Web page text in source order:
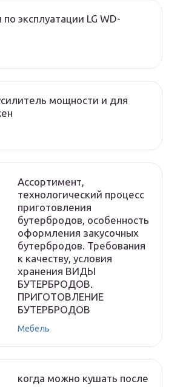
эксплуатации LG WD-
мощности и для
Ассортимент,
технологический процесс
приготовления
бутербродов, особенность
оформления закусочных
бутербродов. Требования
к качеству, условия
хранения ВИДЫ
БУТЕРБРОДОВ.
ПРИГОТОВЛЕНИЕ
БУТЕРБРОДОВ
Мебель
когда можно кушать после